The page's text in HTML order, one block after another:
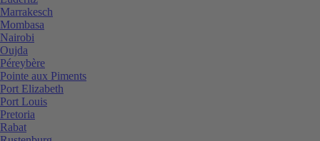
Marrakesch
Mombasa
Nairobi
Oujda
Péreybère
Pointe aux Piments
Port Elizabeth
Port Louis
Pretoria
Rabat